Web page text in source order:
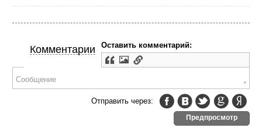
Комментарии Оставить комментарий:
Отправить через:
Предпросмотр